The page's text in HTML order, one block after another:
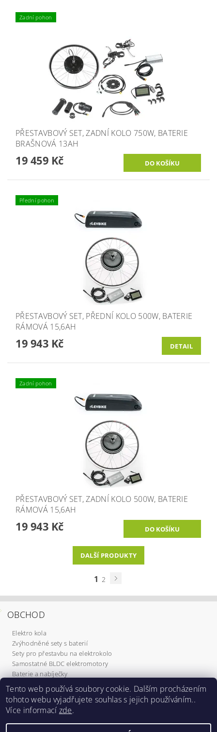
Zadní pohon
PŘESTAVBOVÝ SET, ZADNÍ KOLO 750W, BATERIE
BRAŠNOVÁ 13AH
19 459 Kč
Přední pohon
PŘESTAVBOVÝ SET, PŘEDNÍ KOLO 500W, BATERIE
RÁMOVÁ 15,6AH
19 943 Kč DETAIL
Zadní pohon
PŘESTAVBOVÝ SET, ZADNÍ KOLO 500W, BATERIE
RÁMOVÁ 15,6AH
19 943 Kč
DALŠÍ PRODUKTY
1 2
OBCHOD
Elektro kola
Zvýhodněné sety s baterií
Sety pro přestavbu na elektrokolo
Samostatné BLDC elektromotory
Baterie a nabíječky
Komponenty
Elektrokoloběžky
Služby
Dárkové poukazy
Tento web používá soubory cookie. Dalším procházením
tohoto webu vyjadřujete souhlas s jejich používáním..
Více informací zde.